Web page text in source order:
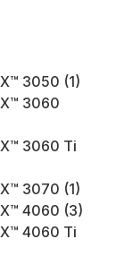
3050 (1)
3060
3060 Ti
3070 (1)
4060 (3)
4060 Ti